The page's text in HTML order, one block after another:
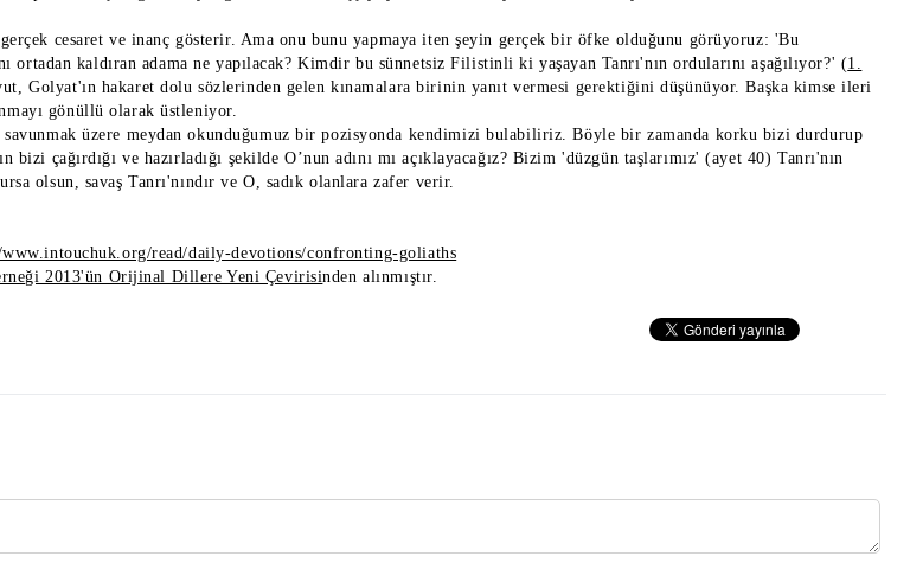
gerçek cesaret ve inanç gösterir. Ama onu bunu yapmaya iten şeyin gerçek bir öfke olduğunu görüyoruz: 'Bu
kaldıran adama ne yapılacak? Kimdir bu sünnetsiz Filistinli ki yaşayan Tanrı'nın ordularını aşağılıyor?' (1.
Golyat'ın hakaret dolu sözlerinden gelen kınamalara birinin yanıt vermesi gerektiğini düşünüyor. Başka kimse ileri
gönüllü olarak üstleniyor.
savunmak üzere meydan okunduğumuz bir pozisyonda kendimizi bulabiliriz. Böyle bir zamanda korku bizi durdurup
bizi çağırdığı ve hazırladığı şekilde O’nun adını mı açıklayacağız? Bizim 'düzgün taşlarımız' (ayet 40) Tanrı'nın
olsun, savaş Tanrı'nındır ve O, sadık olanlara zafer verir.
read/daily-devotions/confronting-goliaths
2013'ün Orijinal Dillere Yeni Çevirisinden alınmıştır.